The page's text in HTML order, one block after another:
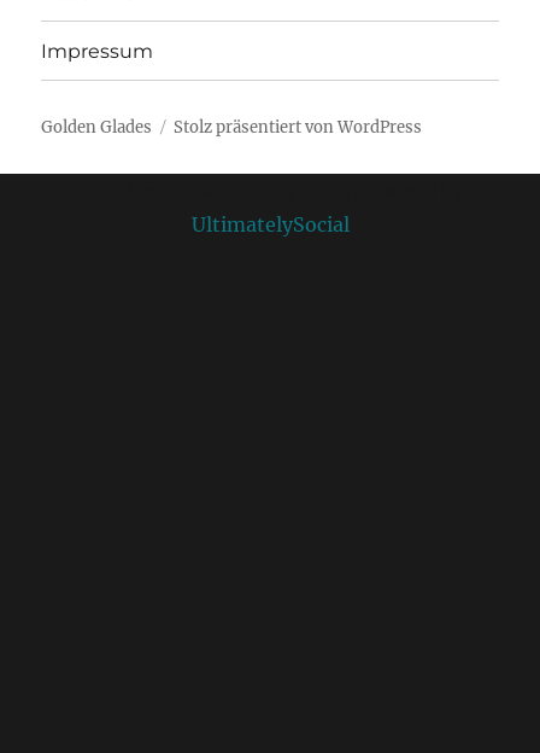
Impressum
Golden Glades Stolz präsentiert von WordPress
UltimatelySocial